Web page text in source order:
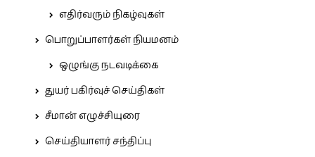
எதிர்வரும் நிகழ்வுகள்
பொறுப்பாளர்கள் நியமனம்
ஒழுங்கு நடவடிக்கை
துயர் பகிர்வுச் செய்திகள்
சீமான் எழுச்சியுரை
செய்தியாளர் சந்திப்பு